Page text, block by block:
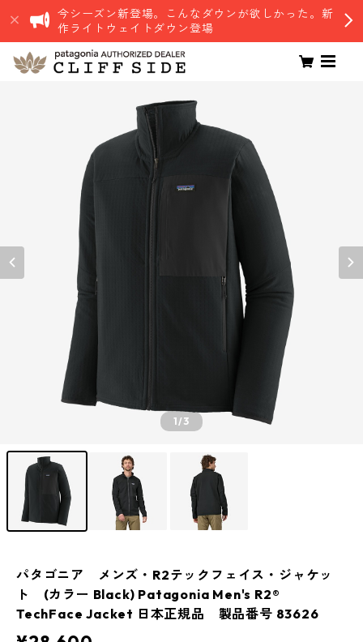
今シーズン新登場。こんなダウンが欲しかった。新
作ライトウェイトダウン登場
1/3
パタゴニア メンズ・R2テックフェイス・ジャケッ
ト (カラー Black) Patagonia Men's R2®
TechFace Jacket 日本正規品 製品番号 83626